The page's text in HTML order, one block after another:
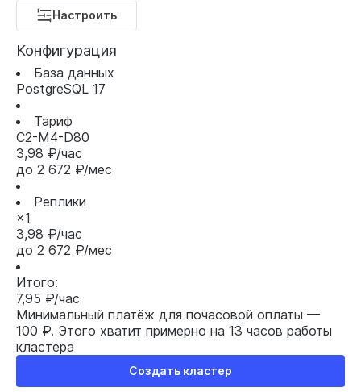
Настроить
Конфигурация
База данных
PostgreSQL 17
Тариф
C2-M4-D80
3,98 ₽/час
до 2 672 ₽/мес
Реплики
×1
3,98 ₽/час
до 2 672 ₽/мес
Итого:
7,95 ₽/час
Минимальный платёж для почасовой оплаты —
100 ₽. Этого хватит примерно на 13 часов работы
кластера
Создать кластер